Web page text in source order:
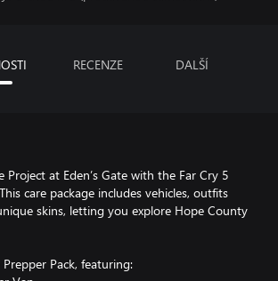
RECENZE DALŠÍ
at Eden’s Gate with the Far Cry 5
care package includes vehicles, outfits
skins, letting you explore Hope County
Pack, featuring: